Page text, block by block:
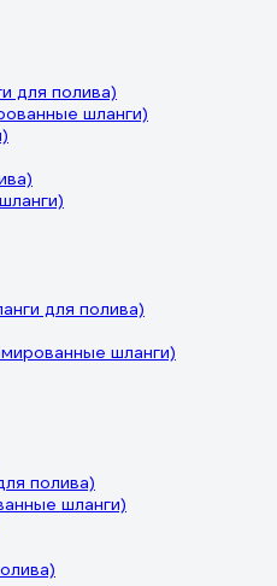
для полива)
шланги)
для полива)
шланги)
полива)
шланги)